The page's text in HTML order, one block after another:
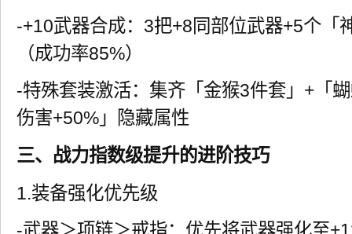
-+10武器合成：3把+8同部位武器+5个「
（成功率85%）
-特殊套装激活：集齐「金猴3件套」+「
伤害+50%」隐藏属性
三、战力指数级提升的进阶技巧
1.装备强化优先级